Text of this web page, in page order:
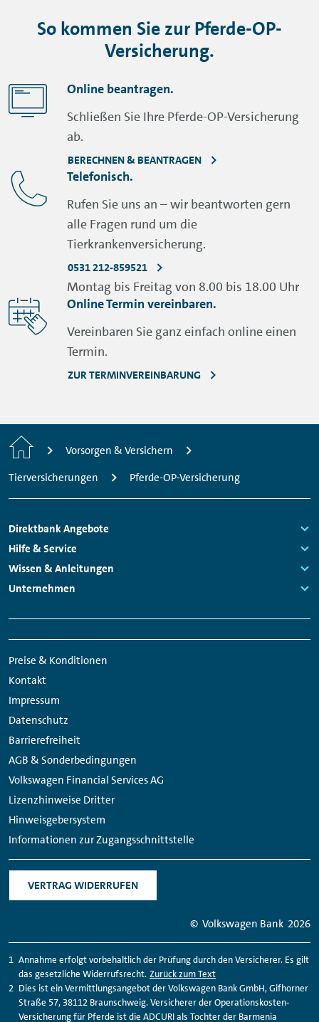
So kommen Sie zur Pferde-OP-
Versicherung.
Online beantragen.
Schließen Sie Ihre Pferde-OP-Versicherung
ab.
BERECHNEN & BEANTRAGEN
Telefonisch.
Rufen Sie uns an – wir beantworten gern
alle Fragen rund um die
Tierkrankenversicherung.
0531 212-859521
Montag bis Freitag von 8.00 bis 18.00 Uhr
Online Termin vereinbaren.
Vereinbaren Sie ganz einfach online einen
Termin.
ZUR TERMINVEREINBARUNG
Home
Vorsorgen & Versichern
Tierversicherungen
Pferde-OP-Versicherung
Footer
Navigation
Direktbank Angebote
Links:
Hilfe & Service
Links:
Wissen & Anleitungen
Links:
Unternehmen
Navigation
Preise & Konditionen
Kontakt
Impressum
Datenschutz
Barrierefreiheit
AGB & Sonderbedingungen
Volkswagen Financial Services AG
Lizenzhinweise Dritter
Hinweisgebersystem
Informationen zur Zugangsschnittstelle
VERTRAG WIDERRUFEN
Media
Links
© Volkswagen Bank 2026
Annahme erfolgt vorbehaltlich der Prüfung durch den Versicherer. Es gilt
das gesetzliche Widerrufsrecht. Zurück zum Text
Dies ist ein Vermittlungsangebot der Volkswagen Bank GmbH, Gifhorner
Straße 57, 38112 Braunschweig. Versicherer der Operationskosten-
Versicherung für Pferde ist die ADCURI als Tochter der Barmenia